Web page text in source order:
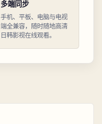
多端同步
手机、平板、电脑与电视
端全兼容，随时随地高清
日韩影视在线观看。